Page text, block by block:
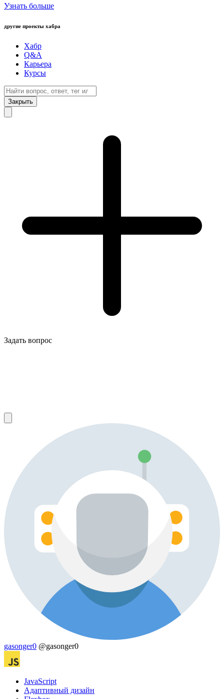
Узнать больше
другие проекты хабра
Хабр
Q&A
Карьера
Курсы
Закрыть
Задать вопрос
gasonger0 @gasonger0
JavaScript
Адаптивный дизайн